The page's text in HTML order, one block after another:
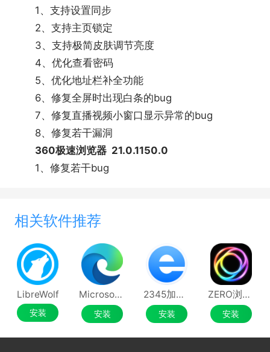
1、支持设置同步
2、支持主页锁定
3、支持极简皮肤调节亮度
4、优化查看密码
5、优化地址栏补全功能
6、修复全屏时出现白条的bug
7、修复直播视频小窗口显示异常的bug
8、修复若干漏洞
360极速浏览器 21.0.1150.0
1、修复若干bug
相关软件推荐
LibreWolf
安装
Microsoft Edge浏览器
安装
2345加速浏览器
安装
ZERO浏览器
安装